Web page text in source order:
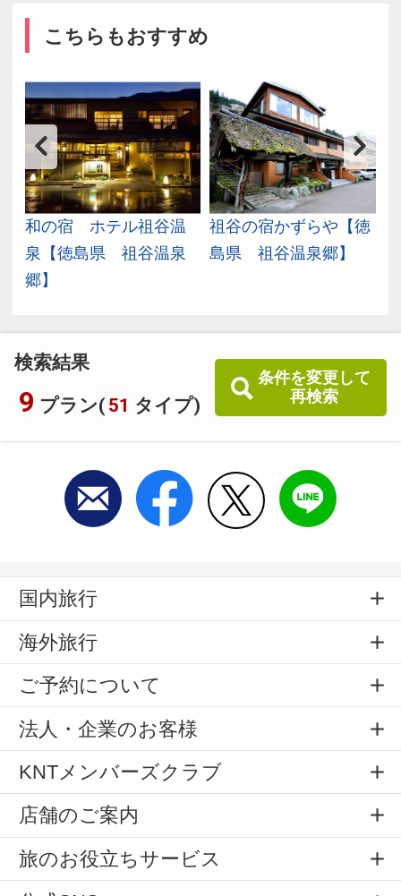
検索結果
9 プラン( 51 タイプ)
条件を変更して
再検索
こちらもおすすめ
和の宿 ホテル祖谷温
泉【徳島県 祖谷温泉
郷】
祖谷の宿かずらや【徳
島県 祖谷温泉郷】
国内旅行
海外旅行
ご予約について
法人・企業のお客様
KNTメンバーズクラブ
店舗のご案内
旅のお役立ちサービス